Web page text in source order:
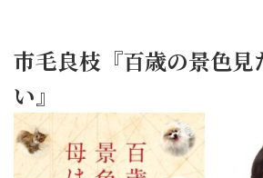
市毛良枝『百歳の景色見
い』